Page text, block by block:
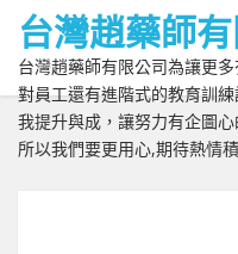
台灣趙藥師
台灣趙藥師有限公司為讓更
對員工還有進階式的教育訓
我提升與成，讓努力有企圖
所以我們要更用心,期待熱情